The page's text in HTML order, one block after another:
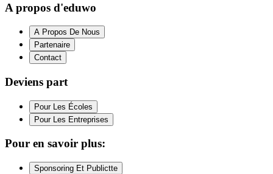
A propos d'eduwo
A Propos De Nous
Partenaire
Contact
Deviens part
Pour Les Écoles
Pour Les Entreprises
Pour en savoir plus:
Sponsoring Et Publictte